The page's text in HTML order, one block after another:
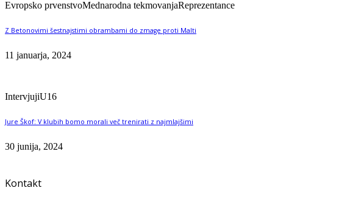
Evropsko prvenstvoMednarodna tekmovanjaReprezentance
Z Betonovimi šestnajstimi obrambami do zmage proti Malti
11 januarja, 2024
IntervjujiU16
Jure Škof: V klubih bomo morali več trenirati z najmlajšimi
30 junija, 2024
Kontakt